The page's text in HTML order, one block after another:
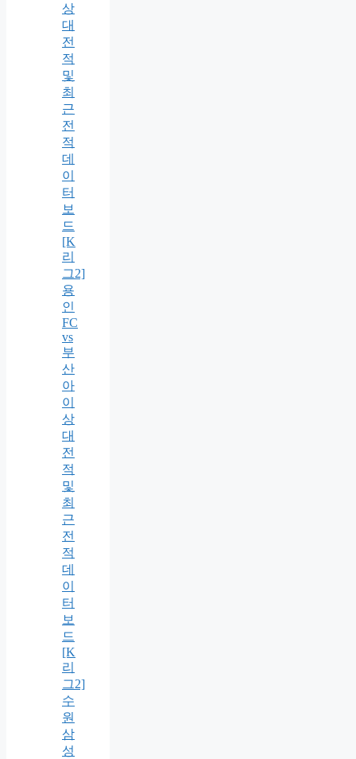
상
대
전
적
및
최
근
전
적
데
이
터
보
드
[K
리
그2]
용
인
FC
vs
부
산
아
이
상
대
전
적
및
최
근
전
적
데
이
터
보
드
[K
리
그2]
수
원
삼
성